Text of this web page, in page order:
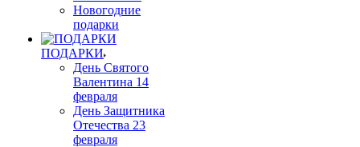
Новогодние
подарки
ПОДАРКИ
День Святого
Валентина 14
февраля
День Защитника
Отечества 23
февраля